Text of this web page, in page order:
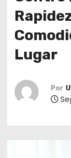
Lugar
Por